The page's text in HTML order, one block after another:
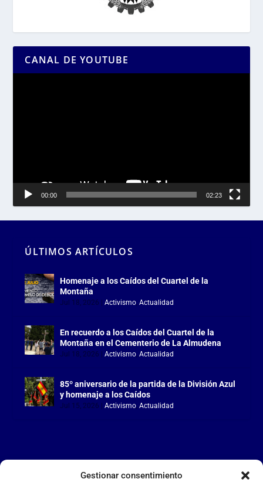
Gestionar consentimiento
CANAL DE YOUTUBE
00:00 02:23
ÚLTIMOS ARTÍCULOS
Homenaje a los Caídos del Cuartel de la
Montaña
Jul 18, 2026 |Activismo ,Actualidad
En recuerdo a los Caídos del Cuartel de la
Montaña en el Cementerio de La Almudena
Jul 18, 2026 |Activismo ,Actualidad
85º aniversario de la partida de la División Azul
y homenaje a los Caídos
Jul 15, 2026 |Activismo ,Actualidad
LA FALANGE